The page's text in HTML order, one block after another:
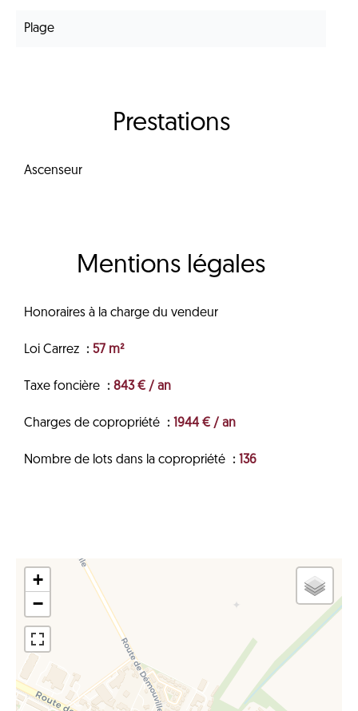
Plage
Prestations
Ascenseur
Mentions légales
Honoraires à la charge du vendeur
Loi Carrez 57 m²
Taxe foncière 843 € / an
Charges de copropriété 1944 € / an
Nombre de lots dans la copropriété 136
+
−